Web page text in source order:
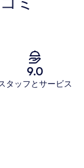
9.0
タッフとサービス